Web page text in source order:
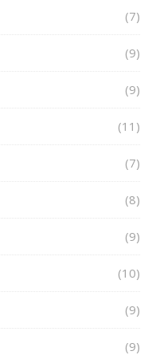
(7)
(9)
(9)
(11)
(7)
(8)
(9)
(10)
(9)
(9)